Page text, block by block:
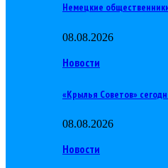
Немецкие
08.08.2026
Новости
«Крылья Советов»
08.08.2026
Новости